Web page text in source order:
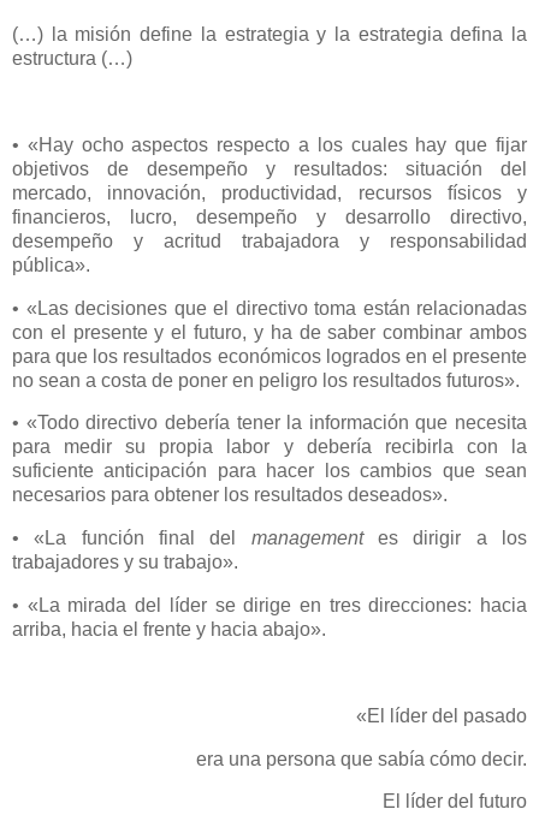
(…) la misión define la estrategia y la estrategia defina la
estructura (…)
• «Hay ocho aspectos respecto a los cuales hay que fijar
objetivos de desempeño y resultados: situación del
mercado, innovación, productividad, recursos físicos y
financieros, lucro, desempeño y desarrollo directivo,
desempeño y acritud trabajadora y responsabilidad
pública».
• «Las decisiones que el directivo toma están relacionadas
con el presente y el futuro, y ha de saber combinar ambos
para que los resultados económicos logrados en el presente
no sean a costa de poner en peligro los resultados futuros».
• «Todo directivo debería tener la información que necesita
para medir su propia labor y debería recibirla con la
suficiente anticipación para hacer los cambios que sean
necesarios para obtener los resultados deseados».
• «La función final del managementes dirigir a los
trabajadores y su trabajo».
• «La mirada del líder se dirige en tres direcciones: hacia
arriba, hacia el frente y hacia abajo».
«El líder del pasado
era una persona que sabía cómo decir.
El líder del futuro